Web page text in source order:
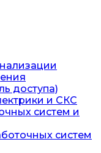
доступа)
и СКС
систем и
систем